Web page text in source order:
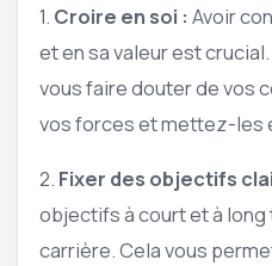
1. Croire en soi : Avoir
et en sa valeur est
vous faire douter de vos
vos forces et mettez-les
2. Fixer des objectifs
objectifs à court et à
carrière. Cela vous